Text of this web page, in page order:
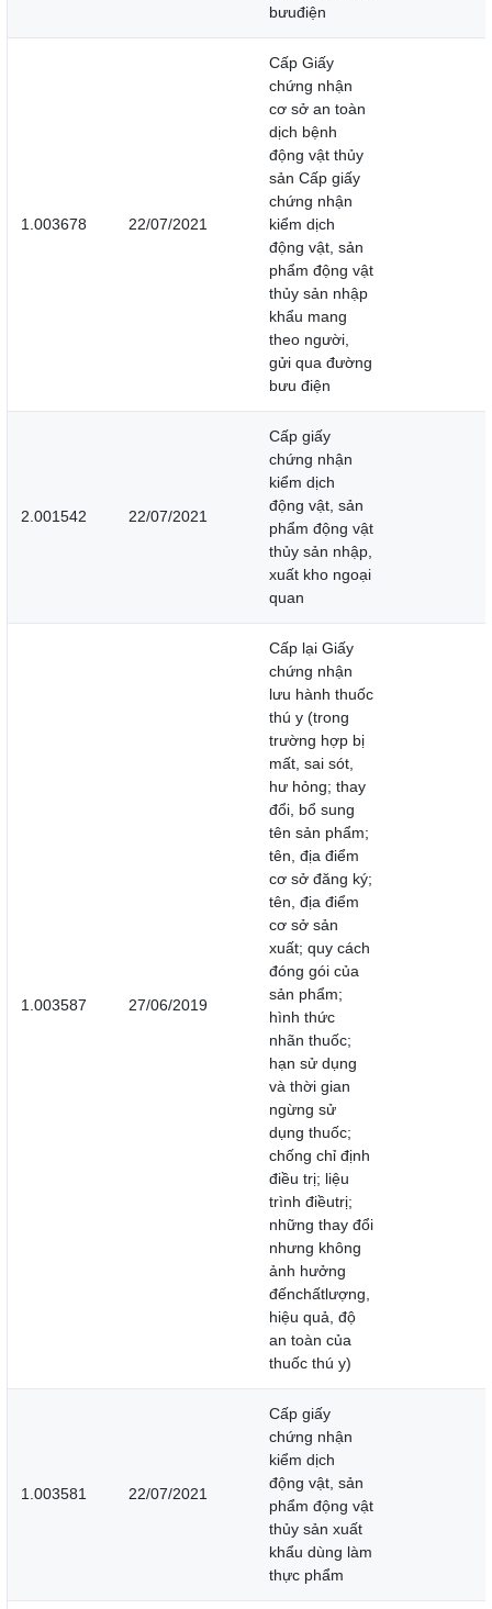
bưuđiện
1.003678 22/07/2021
Cấp Giấy
chứng nhận
cơ sở an toàn
dịch bệnh
động vật thủy
sản Cấp giấy
chứng nhận
kiểm dịch
động vật, sản
phẩm động vật
thủy sản nhập
khẩu mang
theo người,
gửi qua đường
bưu điện
2.001542 22/07/2021
Cấp giấy
chứng nhận
kiểm dịch
động vật, sản
phẩm động vật
thủy sản nhập,
xuất kho ngoại
quan
1.003587 27/06/2019
Cấp lại Giấy
chứng nhận
lưu hành thuốc
thú y (trong
trường hợp bị
mất, sai sót,
hư hỏng; thay
đổi, bổ sung
tên sản phẩm;
tên, địa điểm
cơ sở đăng ký;
tên, địa điểm
cơ sở sản
xuất; quy cách
đóng gói của
sản phẩm;
hình thức
nhãn thuốc;
hạn sử dụng
và thời gian
ngừng sử
dụng thuốc;
chống chỉ định
điều trị; liệu
trình điềutrị;
những thay đổi
nhưng không
ảnh hưởng
đếnchấtlượng,
hiệu quả, độ
an toàn của
thuốc thú y)
1.003581 22/07/2021
Cấp giấy
chứng nhận
kiểm dịch
động vật, sản
phẩm động vật
thủy sản xuất
khẩu dùng làm
thực phẩm